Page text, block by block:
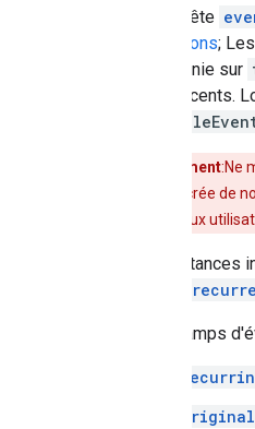
La requête
exceptions;
est définie sur
sous-jacents.
Avertissement:Ne
. Cela crée de
changement aux
Les instances
Les champs